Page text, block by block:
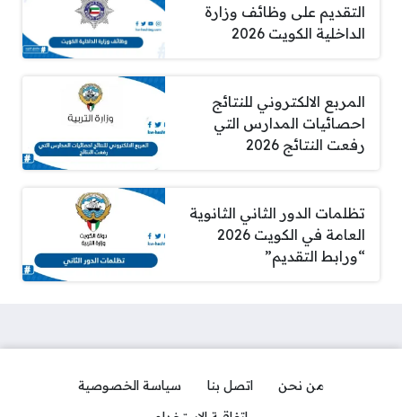
التقديم على وظائف وزارة
الداخلية الكويت 2026
المربع الالكتروني للنتائج
احصائيات المدارس التي
رفعت النتائج 2026
تظلمات الدور الثاني الثانوية
العامة في الكويت 2026
“ورابط التقديم”
من نحن اتصل بنا
سياسة الخصوصية